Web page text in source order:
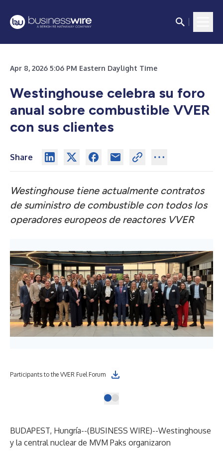
Apr 8, 2026 5:06 PM Eastern Daylight Time
Westinghouse celebra su foro
anual sobre combustible VVER
con sus clientes
Share
Westinghouse tiene actualmente contratos
de suministro de combustible con todos los
operadores europeos de reactores VVER
Participants to the VVER Fuel Forum
BUDAPEST, Hungría--(BUSINESS WIRE)--Westinghouse
y la central nuclear de MVM Paks organizaron